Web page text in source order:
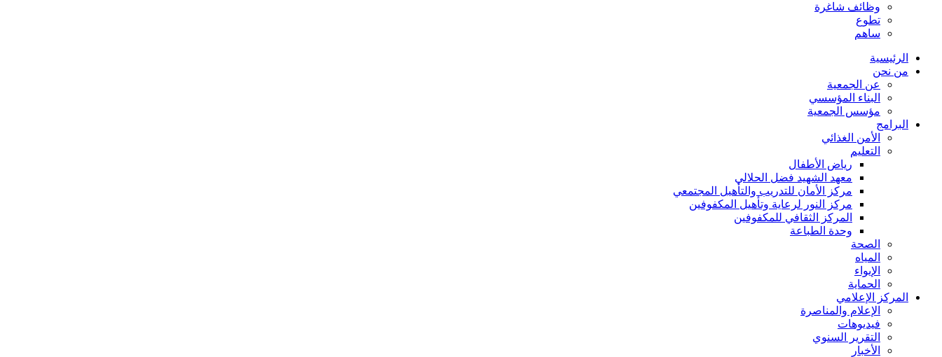
وظائف شاغرة
تطوع
ساهم
الرئيسية
من نحن
عن الجمعية
البناء المؤسسي
مؤسس الجمعية
البرامج
الأمن الغذائي
التعليم
رياض الأطفال
معهد الشهيد فضل الحلالي
مركز الأمان للتدريب والتأهيل المجتمعي
مركز النور لرعاية وتأهيل المكفوفين
المركز الثقافي للمكفوفين
وحدة الطباعة
الصحة
المياه
الإيواء
الحماية
المركز الإعلامي
الإعلام والمناصرة
فيديوهات
التقرير السنوي
الأخبار